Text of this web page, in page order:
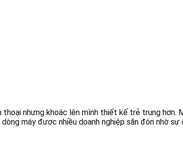
thoại nhưng khoác lên mình thiết kế trẻ trung hơn.
máy được nhiều doanh nghiệp săn đón nhờ sự